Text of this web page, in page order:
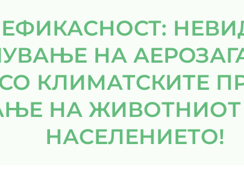
НА
КЛИМАТСКИТЕ
НА ЖИВОТНИОТ
НАСЕЛЕНИЕТО!